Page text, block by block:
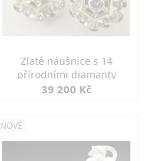
Zlaté náušnice s 14
přírodními diamanty
39 200 Kč
NOVÉ